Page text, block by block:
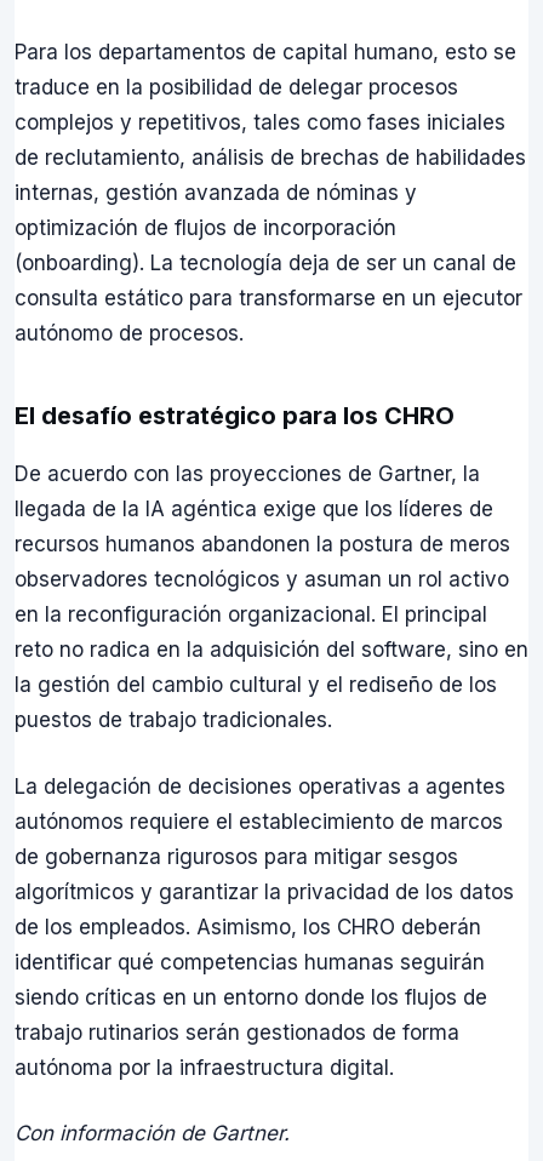
Para los departamentos de capital humano, esto se
traduce en la posibilidad de delegar procesos
complejos y repetitivos, tales como fases iniciales
de reclutamiento, análisis de brechas de habilidades
internas, gestión avanzada de nóminas y
optimización de flujos de incorporación
(onboarding). La tecnología deja de ser un canal de
consulta estático para transformarse en un ejecutor
autónomo de procesos.
El desafío estratégico para los CHRO
De acuerdo con las proyecciones de Gartner, la
llegada de la IA agéntica exige que los líderes de
recursos humanos abandonen la postura de meros
observadores tecnológicos y asuman un rol activo
en la reconfiguración organizacional. El principal
reto no radica en la adquisición del software, sino en
la gestión del cambio cultural y el rediseño de los
puestos de trabajo tradicionales.
La delegación de decisiones operativas a agentes
autónomos requiere el establecimiento de marcos
de gobernanza rigurosos para mitigar sesgos
algorítmicos y garantizar la privacidad de los datos
de los empleados. Asimismo, los CHRO deberán
identificar qué competencias humanas seguirán
siendo críticas en un entorno donde los flujos de
trabajo rutinarios serán gestionados de forma
autónoma por la infraestructura digital.
Con información de Gartner.